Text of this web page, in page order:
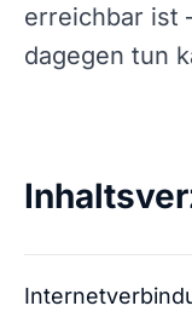
erreichbar ist
dagegen tun